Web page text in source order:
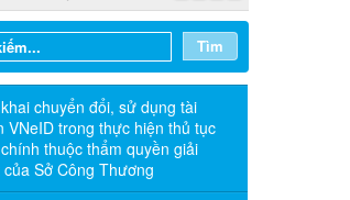
Tìm
chuyển đổi, sử dụng tài
VNeID trong thực hiện thủ tục
thuộc thẩm quyền giải
Sở Công Thương